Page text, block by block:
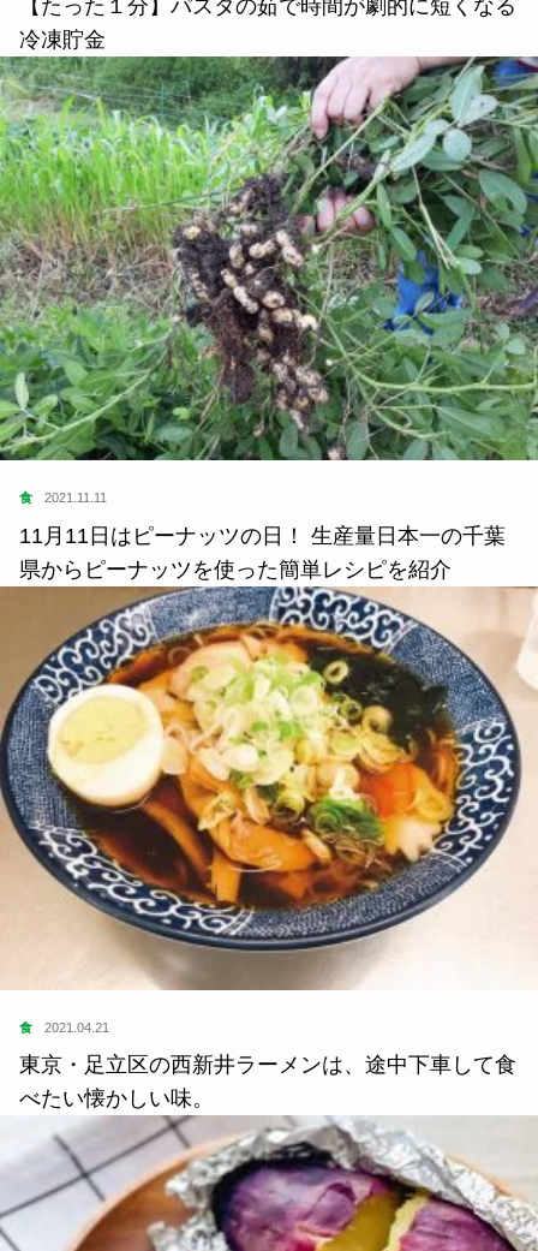
【たった１分】パスタの茹で時間が劇的に短くなる
冷凍貯金
食 2021.11.11
11月11日はピーナッツの日！ 生産量日本一の千葉
県からピーナッツを使った簡単レシピを紹介
食 2021.04.21
東京・足立区の西新井ラーメンは、途中下車して食
べたい懐かしい味。